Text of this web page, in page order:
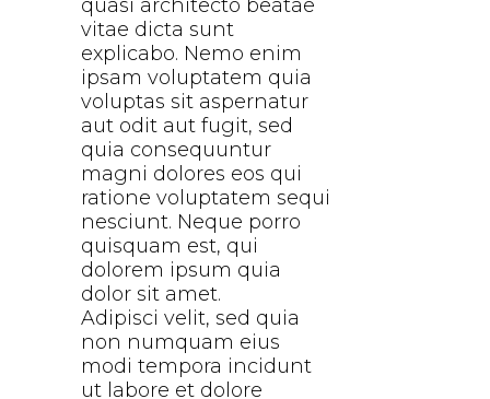
quasi architecto beatae
vitae dicta sunt
explicabo. Nemo enim
ipsam voluptatem quia
voluptas sit aspernatur
aut odit aut fugit, sed
quia consequuntur
magni dolores eos qui
ratione voluptatem sequi
nesciunt. Neque porro
quisquam est, qui
dolorem ipsum quia
dolor sit amet.
Adipisci velit, sed quia
non numquam eius
modi tempora incidunt
ut labore et dolore